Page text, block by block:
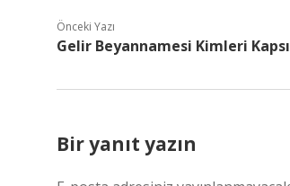
Önceki Yazı
Gelir Beyannamesi Kimleri
Bir yanıt yazın